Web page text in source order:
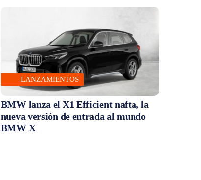
LANZAMIENTOS
BMW lanza el X1 Efficient nafta, la
nueva versión de entrada al mundo
BMW X